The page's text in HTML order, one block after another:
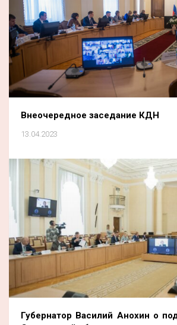
Внеочередное заседание КДН
13.04.2023
Губернатор Василий Анохин о